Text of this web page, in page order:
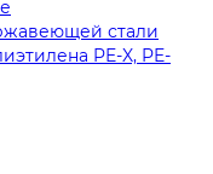
стали
PE-X, PE-